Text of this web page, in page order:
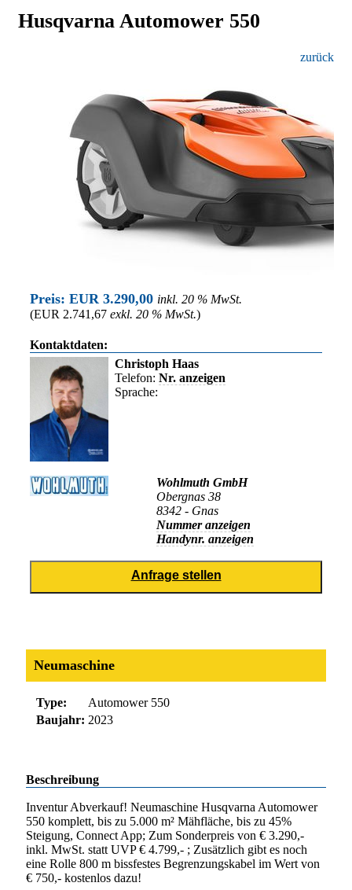
Husqvarna Automower 550
zurück
Preis: EUR 3.290,00 inkl. 20 % MwSt.
(EUR 2.741,67 exkl. 20 % MwSt.)
Kontaktdaten:
Christoph Haas
Telefon: Nr. anzeigen
Sprache:
Wohlmuth GmbH
Obergnas 38
8342 - Gnas
Nummer anzeigen
Handynr. anzeigen
Neumaschine
Type:
Automower 550
Baujahr: 2023
Beschreibung
Inventur Abverkauf! Neumaschine Husqvarna Automower
550 komplett, bis zu 5.000 m² Mähfläche, bis zu 45%
Steigung, Connect App; Zum Sonderpreis von € 3.290,-
inkl. MwSt. statt UVP € 4.799,- ; Zusätzlich gibt es noch
eine Rolle 800 m bissfestes Begrenzungskabel im Wert von
€ 750,- kostenlos dazu!